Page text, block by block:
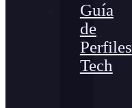
Guía
de
Perfiles
Tech